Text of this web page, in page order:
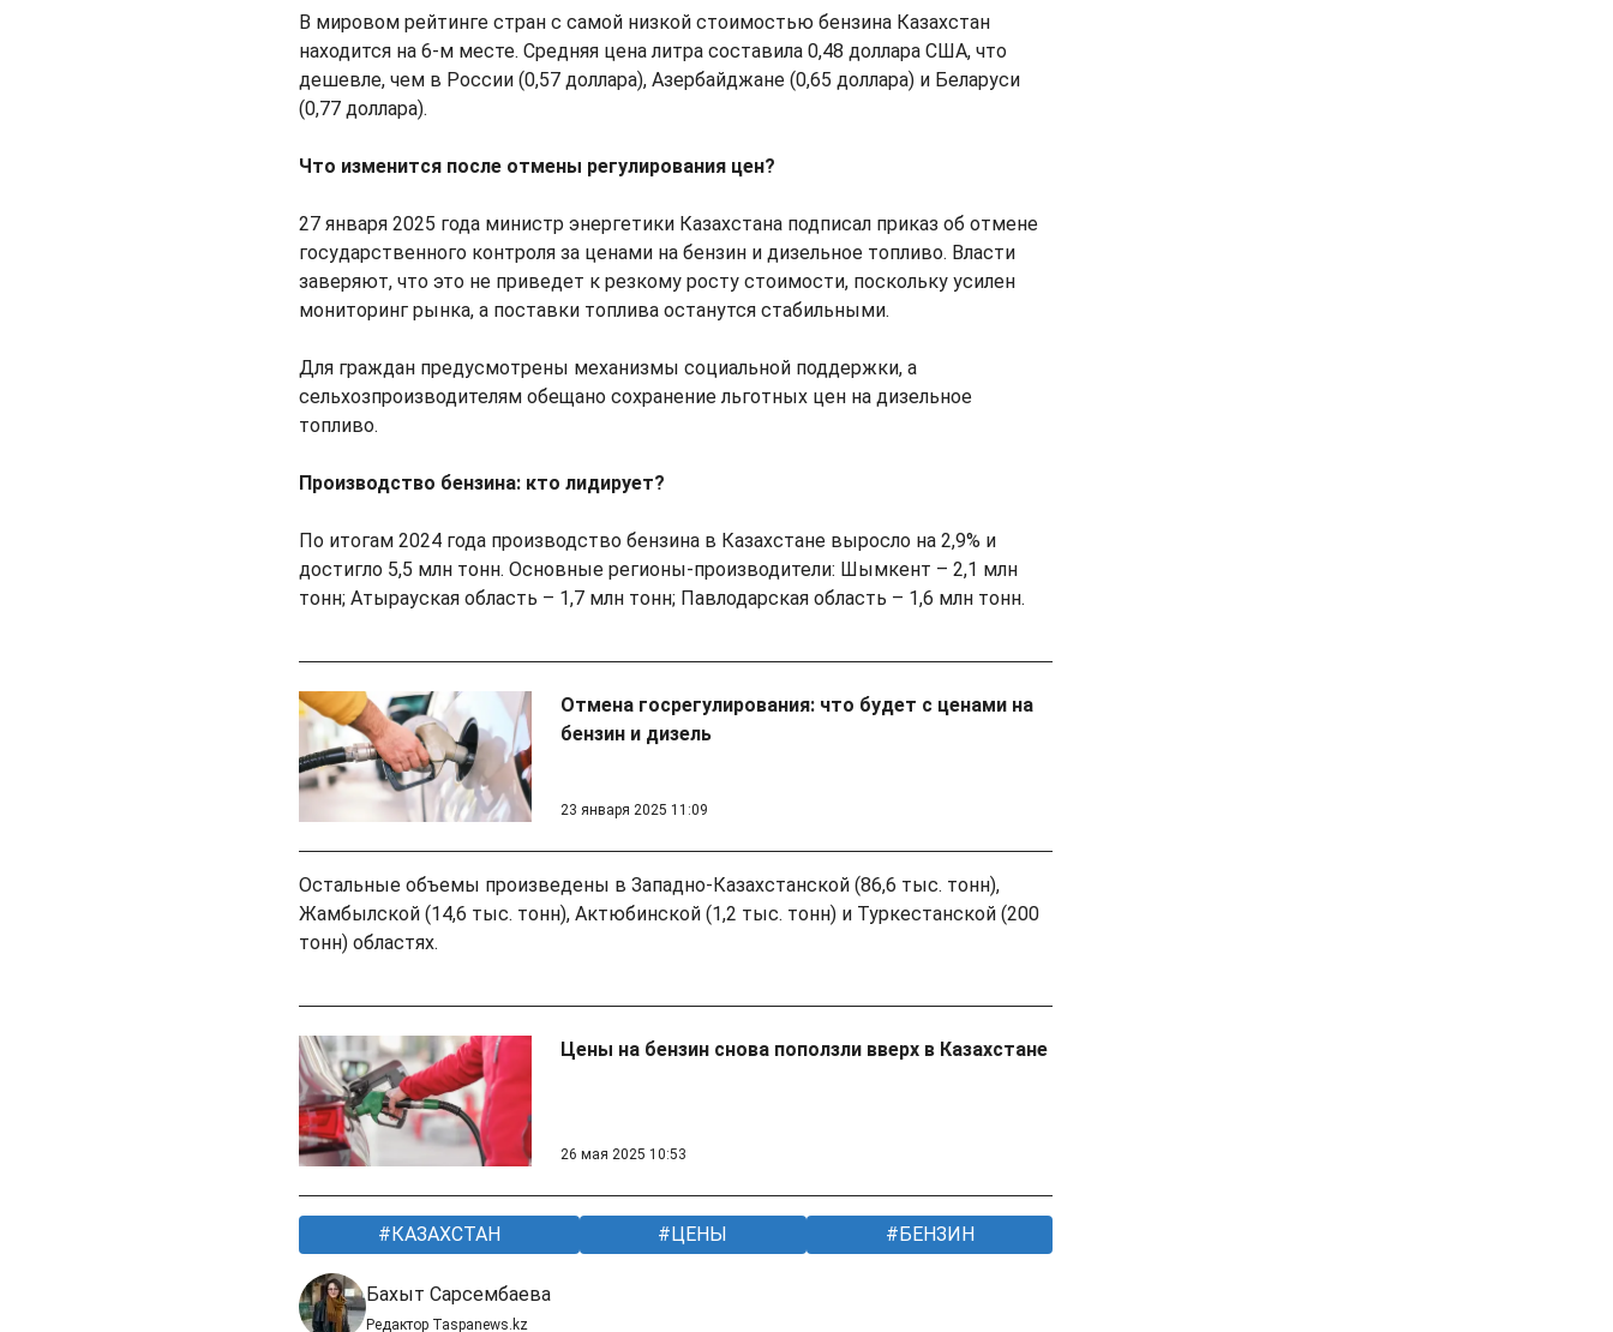
В мировом рейтинге стран с самой низкой стоимостью бензина Казахстан
находится на 6-м месте. Средняя цена литра составила 0,48 доллара США, что
дешевле, чем в России (0,57 доллара), Азербайджане (0,65 доллара) и Беларуси
(0,77 доллара).
Что изменится после отмены регулирования цен?
27 января 2025 года министр энергетики Казахстана подписал приказ об отмене
государственного контроля за ценами на бензин и дизельное топливо. Власти
заверяют, что это не приведет к резкому росту стоимости, поскольку усилен
мониторинг рынка, а поставки топлива останутся стабильными.
Для граждан предусмотрены механизмы социальной поддержки, а
сельхозпроизводителям обещано сохранение льготных цен на дизельное
топливо.
Производство бензина: кто лидирует?
По итогам 2024 года производство бензина в Казахстане выросло на 2,9% и
достигло 5,5 млн тонн. Основные регионы-производители: Шымкент – 2,1 млн
тонн; Атырауская область – 1,7 млн тонн; Павлодарская область – 1,6 млн тонн.
Отмена госрегулирования: что будет с ценами на
бензин и дизель
23 января 2025 11:09
Остальные объемы произведены в Западно-Казахстанской (86,6 тыс. тонн),
Жамбылской (14,6 тыс. тонн), Актюбинской (1,2 тыс. тонн) и Туркестанской (200
тонн) областях.
Цены на бензин снова поползли вверх в Казахстане
26 мая 2025 10:53
КАЗАХСТАН ЦЕНЫ БЕНЗИН
Бахыт Сарсембаева
Редактор Taspanews.kz